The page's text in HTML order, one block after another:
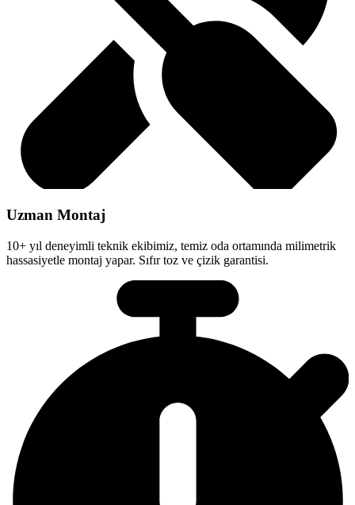
Uzman Montaj
10+ yıl deneyimli teknik ekibimiz, temiz oda ortamında milimetrik
hassasiyetle montaj yapar. Sıfır toz ve çizik garantisi.